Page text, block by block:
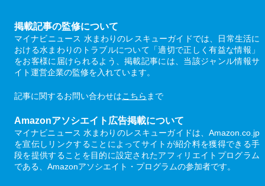
掲載記事の監修について
マイナビニュース 水まわりのレスキューガイドでは、日常生活に
おける水まわりのトラブルについて「適切で正しく有益な情報」
をお客様に届けられるよう、掲載記事には、当該ジャンル情報サ
イト運営企業の監修を入れています。
記事に関するお問い合わせはこちら まで
Amazonアソシエイト広告掲載について
マイナビニュース 水まわりのレスキューガイドは、Amazon.co.jp
を宣伝しリンクすることによってサイトが紹介料を獲得できる手
段を提供することを目的に設定されたアフィリエイトプログラム
である、Amazonアソシエイト・プログラムの参加者です。